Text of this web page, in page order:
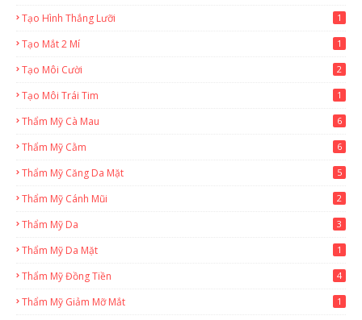
Tạo Hình Thắng Lưỡi 1
Tạo Mắt 2 Mí 1
Tạo Môi Cười 2
Tạo Môi Trái Tim 1
Thẩm Mỹ Cà Mau 6
Thẩm Mỹ Cằm 6
Thẩm Mỹ Căng Da Mặt 5
Thẩm Mỹ Cánh Mũi 2
Thẩm Mỹ Da 3
Thẩm Mỹ Da Mặt 1
Thẩm Mỹ Đồng Tiền 4
Thẩm Mỹ Giảm Mỡ Mắt 1